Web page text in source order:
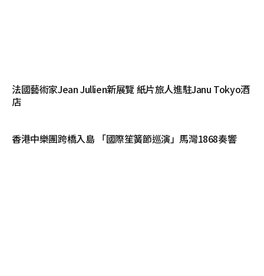
法國藝術家Jean Jullien新展覽 紙片旅人進駐Janu Tokyo酒
店
香港中樂團跨橋入島 「國際笙簧節巡演」馬灣1868奏響